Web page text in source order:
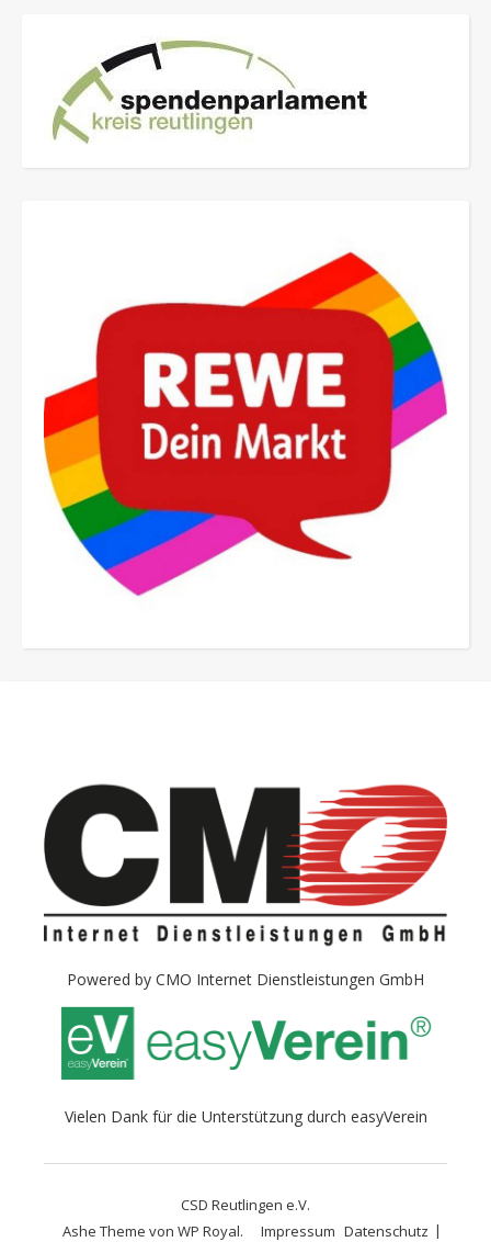
Powered by CMO Internet Dienstleistungen GmbH
Vielen Dank für die Unterstützung durch easyVerein
CSD Reutlingen e.V.
Impressum Datenschutz
Ashe Theme von WP Royal.